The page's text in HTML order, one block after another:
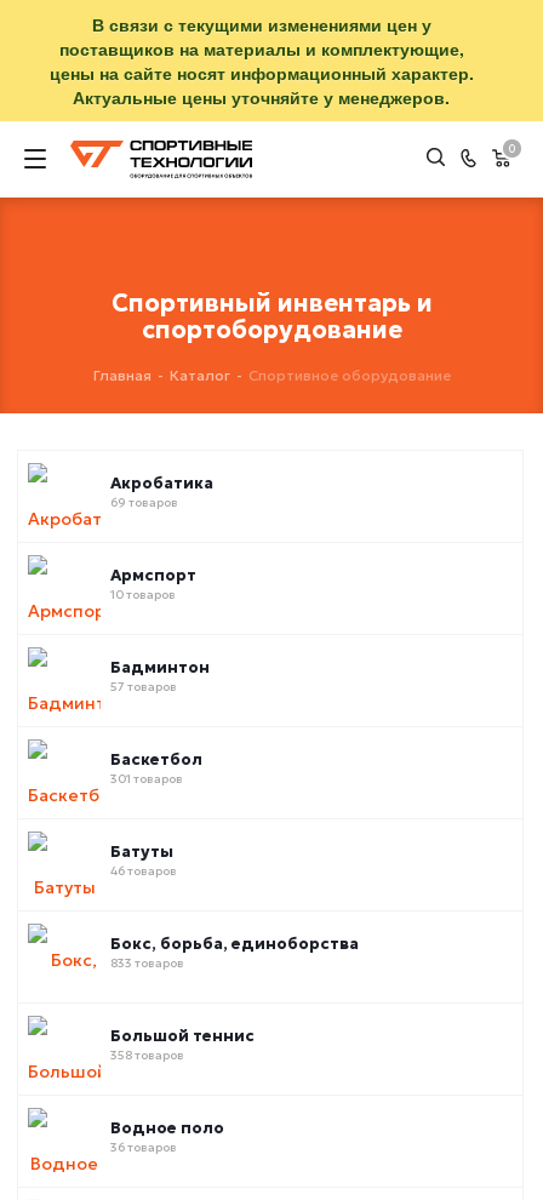
В связи с текущими изменениями цен у
поставщиков на материалы и комплектующие,
цены на сайте носят информационный характер.
Актуальные цены уточняйте у менеджеров.
0
Спортивный инвентарь и
спортоборудование
Главная - Каталог - Спортивное оборудование
Акробатика
69 товаров
Армспорт
10 товаров
Бадминтон
57 товаров
Баскетбол
301 товаров
Батуты
46 товаров
Бокс, борьба, единоборства
833 товаров
Большой теннис
358 товаров
Водное поло
36 товаров